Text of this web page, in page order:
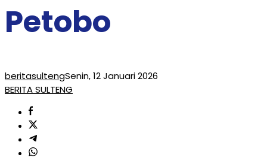
Petobo
beritasultengSenin, 12 Januari 2026
BERITA SULTENG